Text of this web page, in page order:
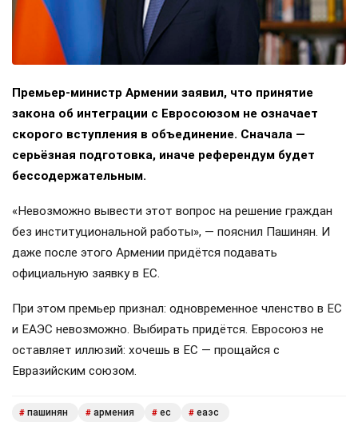
Премьер-министр Армении заявил, что принятие
закона об интеграции с Евросоюзом не означает
скорого вступления в объединение. Сначала —
серьёзная подготовка, иначе референдум будет
бессодержательным.
«Невозможно вывести этот вопрос на решение граждан
без институциональной работы», — пояснил Пашинян. И
даже после этого Армении придётся подавать
официальную заявку в ЕС.
При этом премьер признал: одновременное членство в ЕС
и ЕАЭС невозможно. Выбирать придётся. Евросоюз не
оставляет иллюзий: хочешь в ЕС — прощайся с
Евразийским союзом.
# пашинян # армения # ес # еаэс